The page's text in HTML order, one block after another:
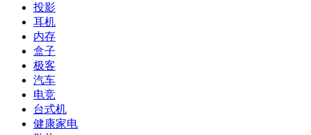
投影
耳机
内存
盒子
极客
汽车
电竞
台式机
健康家电